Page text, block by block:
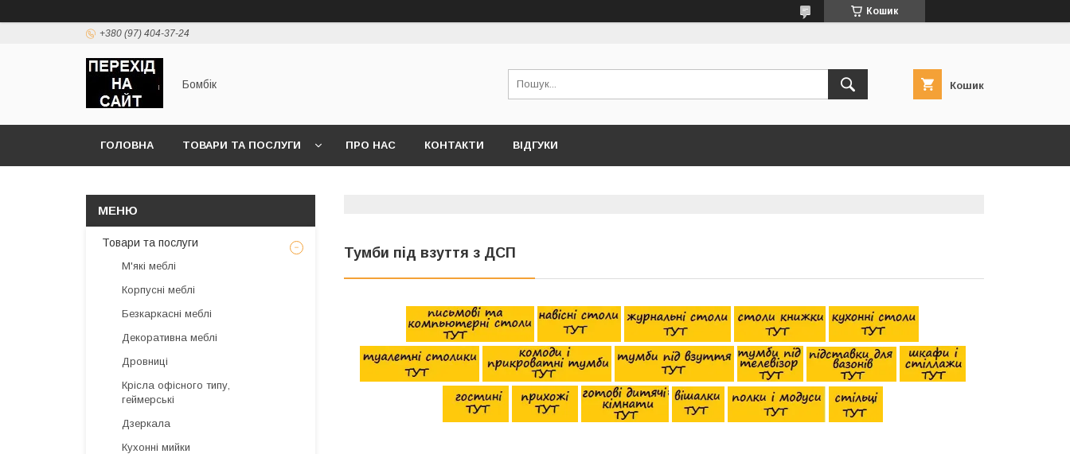
Кошик
+380 (97) 404-37-24
Бомбік Кошик
ГОЛОВНА ТОВАРИ ТА ПОСЛУГИ ПРО НАС КОНТАКТИ ВІДГУКИ
Тумби під взуття з ДСП
Товари та послуги
М'які меблі
Корпусні меблі
Безкаркасні меблі
Декоративна меблі
Дровниці
Крісла офісного типу,
геймерські
Дзеркала
Кухонні мийки